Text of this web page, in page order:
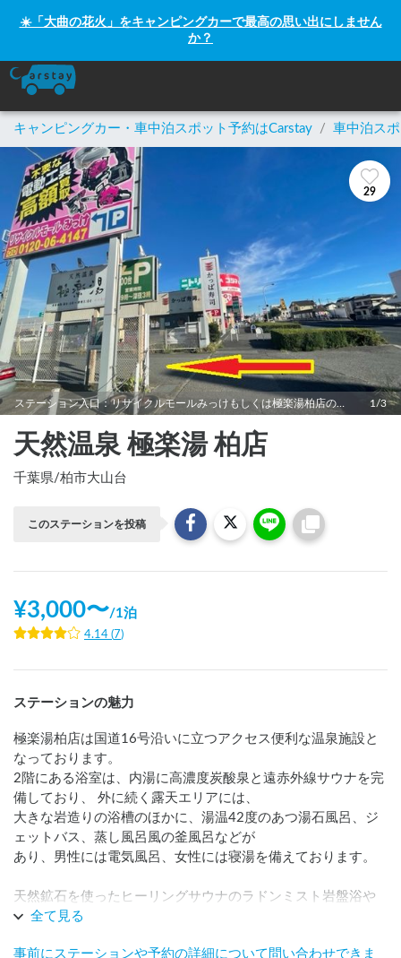
☀️「大曲の花火」をキャンピングカーで最高の思い出にしません
か？
キャンピングカー・車中泊スポット予約はCarstay / 車中泊ス
29
1/3
天然温泉 極楽湯 柏店
千葉県/柏市大山台
このステーションを投稿
¥3,000〜/1泊
4.14 (7)
ステーションの魅力
極楽湯柏店は国道16号沿いに立つアクセス便利な温泉施設と
なっております。
2階にある浴室は、内湯に高濃度炭酸泉と遠赤外線サウナを完
備しており、 外に続く露天エリアには、
大きな岩造りの浴槽のほかに、湯温42度のあつ湯石風呂、ジ
ェットバス、蒸し風呂風の釜風呂などが
あり、男性には電気風呂、女性には寝湯を備えております。
天然鉱石を使ったヒーリングサウナのラドンミスト岩盤浴や
リラクゼーションコーナーには約2万冊の
全て見る
事前にステーションや予約の詳細について問い合わせできま